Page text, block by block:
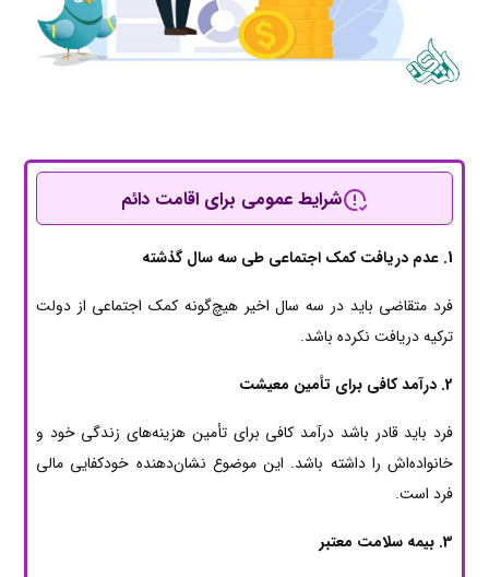
شرایط عمومی برای اقامت دائم
1. عدم دریافت کمک اجتماعی طی سه سال گذشته
فرد متقاضی باید در سه سال اخیر هیچ‌گونه کمک اجتماعی از دولت
ترکیه دریافت نکرده باشد.
2. درآمد کافی برای تأمین معیشت
فرد باید قادر باشد درآمد کافی برای تأمین هزینه‌های زندگی خود و
خانواده‌اش را داشته باشد. این موضوع نشان‌دهنده خودکفایی مالی
فرد است.
3. بیمه سلامت معتبر